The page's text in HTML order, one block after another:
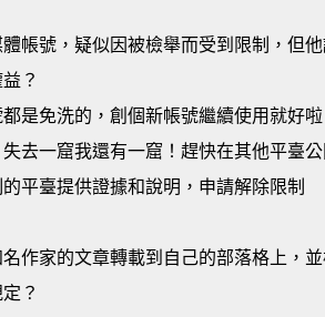
帳號，疑似因被檢舉而受到限制，但
？
是免洗的，創個新帳號繼續使用就好啦
去一窟我還有一窟！趕快在其他平臺
平臺提供證據和說明，申請解除限制
作家的文章轉載到自己的部落格上，
？